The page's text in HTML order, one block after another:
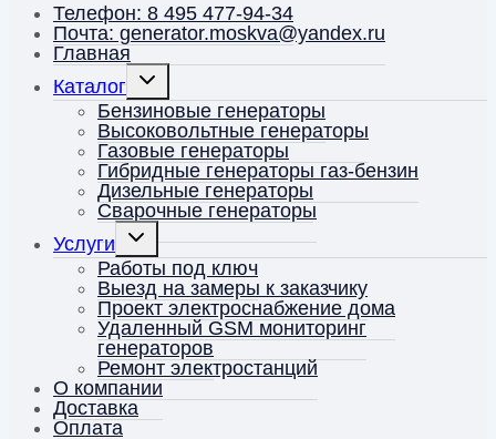
Телефон: 8 495 477-94-34
Почта: generator.moskva@yandex.ru
Главная
Каталог
Переключить
меню
Бензиновые генераторы
Высоковольтные генераторы
Газовые генераторы
Гибридные генераторы газ-бензин
Дизельные генераторы
Сварочные генераторы
Услуги
Переключить
дочернее
меню
Работы под ключ
Выезд на замеры к заказчику
Проект электроснабжение дома
Удаленный GSM мониторинг
генераторов
Ремонт электростанций
О компании
Доставка
Оплата